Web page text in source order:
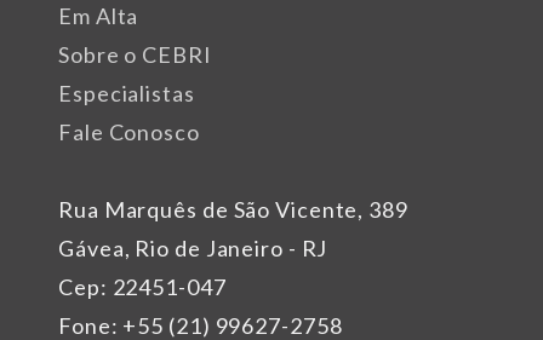
Rua Marquês de São Vicente, 389
Gávea, Rio de Janeiro - RJ
Cep: 22451-047
Fone: +55 (21) 99627-2758
Em Alta
Sobre o CEBRI
Especialistas
Fale Conosco